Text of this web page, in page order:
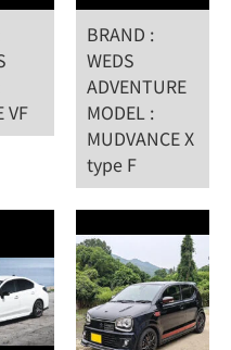
VF
BRAND :
WEDS
ADVENTURE
MODEL :
MUDVANCE X
type F